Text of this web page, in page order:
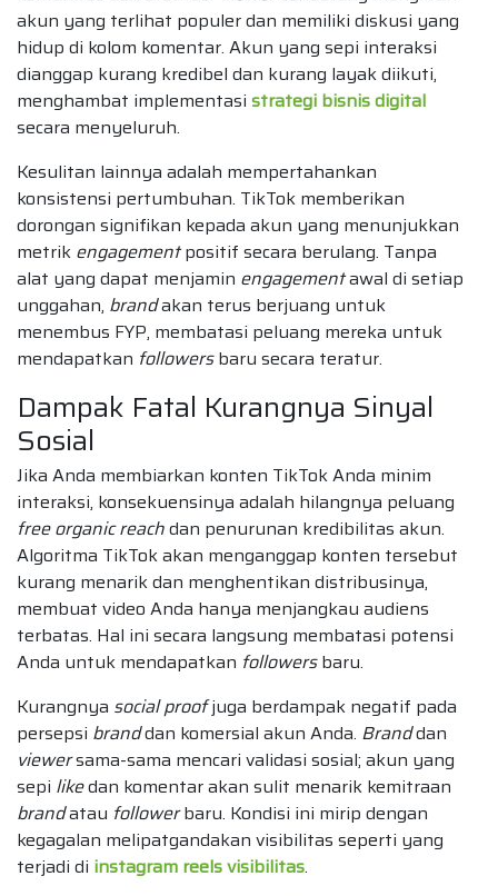
akun yang terlihat populer dan memiliki diskusi yang
hidup di kolom komentar. Akun yang sepi interaksi
dianggap kurang kredibel dan kurang layak diikuti,
menghambat implementasi strategi bisnis digital
secara menyeluruh.
Kesulitan lainnya adalah mempertahankan
konsistensi pertumbuhan. TikTok memberikan
dorongan signifikan kepada akun yang menunjukkan
metrik engagementpositif secara berulang. Tanpa
alat yang dapat menjamin engagementawal di setiap
unggahan, brandakan terus berjuang untuk
menembus FYP, membatasi peluang mereka untuk
mendapatkan followersbaru secara teratur.
Dampak Fatal Kurangnya Sinyal
Sosial
Jika Anda membiarkan konten TikTok Anda minim
interaksi, konsekuensinya adalah hilangnya peluang
free organic reachdan penurunan kredibilitas akun.
Algoritma TikTok akan menganggap konten tersebut
kurang menarik dan menghentikan distribusinya,
membuat video Anda hanya menjangkau audiens
terbatas. Hal ini secara langsung membatasi potensi
Anda untuk mendapatkan followersbaru.
Kurangnya social proofjuga berdampak negatif pada
persepsi branddan komersial akun Anda. Branddan
viewersama-sama mencari validasi sosial; akun yang
sepi likedan komentar akan sulit menarik kemitraan
brandatau followerbaru. Kondisi ini mirip dengan
kegagalan melipatgandakan visibilitas seperti yang
terjadi di instagram reels visibilitas.